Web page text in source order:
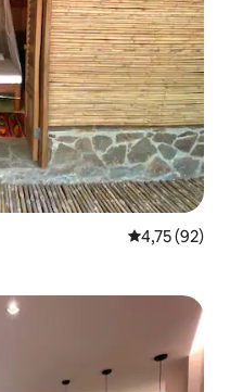
4,75 de uma
4,75 (92)